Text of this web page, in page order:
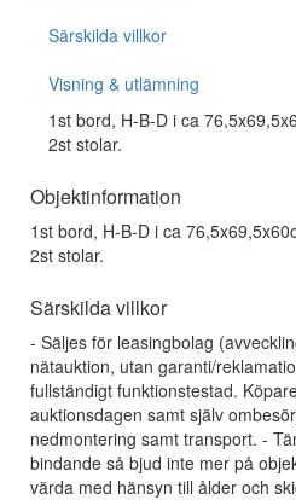
Särskilda villkor
Visning & utlämning
1st bord, H-B-D i ca
2st stolar.
Objektinformation
1st bord, H-B-D i ca
2st stolar.
Särskilda villkor
- Säljes för leasingbolag
nätauktion, utan garanti/
fullständigt funktionstestad.
auktionsdagen samt själv
nedmontering samt transport. -
bindande så bjud inte mer på
värda med hänsyn till ålder och